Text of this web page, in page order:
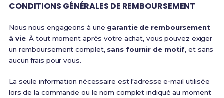
CONDITIONS GÉNÉRALES DE REMBOURSEMENT
Nous nous engageons à une garantie de remboursement
à vie. À tout moment après votre achat, vous pouvez exiger
un remboursement complet, sans fournir de motif, et sans
aucun frais pour vous.
La seule information nécessaire est l'adresse e‑mail utilisée
lors de la commande ou le nom complet indiqué au moment